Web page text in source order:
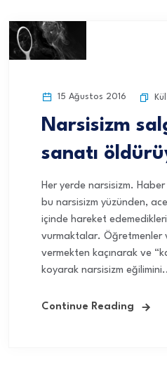
15 Ağustos 2016
Narsisizm
sanatı
Her yerde narsisizm.
bu narsisizm yüzünden,
içinde hareket
vurmaktalar. Öğretmenler
vermekten kaçınarak ve
koyarak narsisizm
Continue Reading